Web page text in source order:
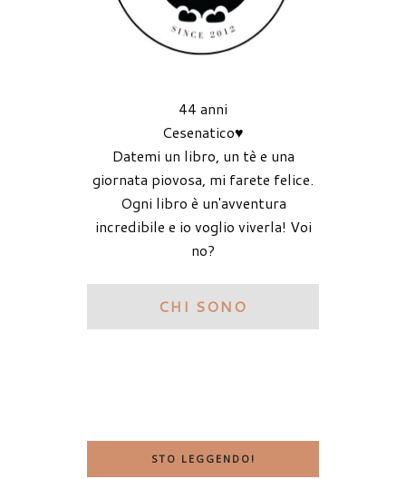
44 anni
Cesenatico♥
Datemi un libro, un tè e una
giornata piovosa, mi farete felice.
Ogni libro è un'avventura
incredibile e io voglio viverla! Voi
no?
CHI SONO
STO LEGGENDO!